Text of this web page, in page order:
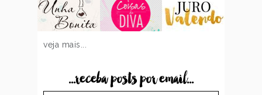
veja mais...
...receba posts por email...